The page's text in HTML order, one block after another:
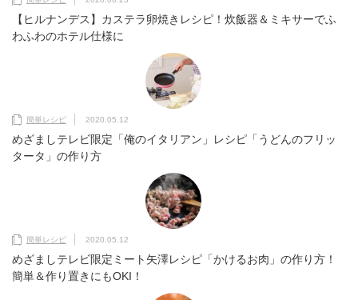
【ヒルナンデス】カステラ卵焼きレシピ！炊飯器＆ミキサーでふ
わふわのホテル仕様に
簡単レシピ 2020.05.12
めざましテレビ限定「俺のイタリアン」レシピ「うどんのフリッ
タータ」の作り方
簡単レシピ 2020.05.12
めざましテレビ限定ミート矢澤レシピ「かけるお肉」の作り方！
簡単＆作り置きにもOKI！